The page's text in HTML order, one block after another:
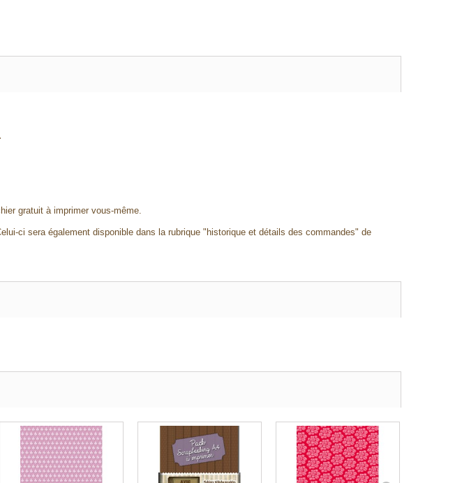
gratuit à imprimer vous-même.
ci sera également disponible dans la rubrique "historique et détails des commandes" de